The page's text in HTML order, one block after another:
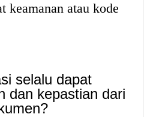
keamanan atau kode
selalu dapat
dan kepastian dari